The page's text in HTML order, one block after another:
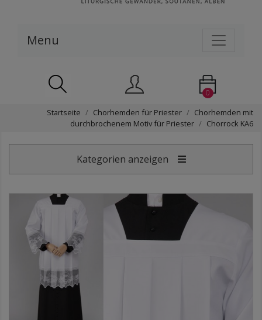
Menu
0
Startseite Chorhemden für Priester
Chorhemden mit
durchbrochenem Motiv für Priester
Chorrock KA6
Kategorien anzeigen